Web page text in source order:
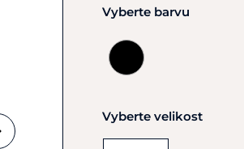
Vyberte barvu
Vyberte velikost